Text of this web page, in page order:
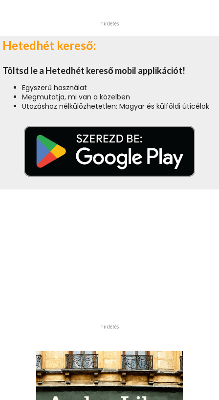
hirdetés
Hetedhét kereső:
Töltsd le a Hetedhét kereső mobil applikációt!
Egyszerű használat
Megmutatja, mi van a közelben
Utazáshoz nélkülözhetetlen: Magyar és külföldi úticélok
hirdetés